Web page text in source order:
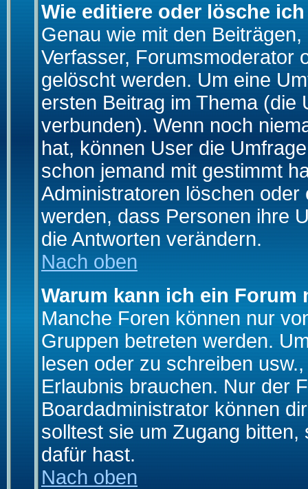
Wie editiere oder lösche
Genau wie mit den
Verfasser, Forumsmoderator
gelöscht werden. Um eine
ersten Beitrag im Thema (die
verbunden). Wenn noch
hat, können User die
schon jemand mit gestimmt
Administratoren löschen
werden, dass Personen ihre
die Antworten verändern.
Nach oben
Warum kann ich ein Forum
Manche Foren können nur
Gruppen betreten werden.
lesen oder zu schreiben
Erlaubnis brauchen. Nur der
Boardadministrator können
solltest sie um Zugang
dafür hast.
Nach oben